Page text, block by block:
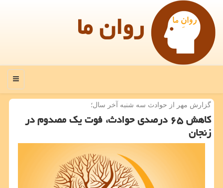
روان ما
منو
گزارش مهر از حوادث سه شنبه آخر سال؛
كاهش ۶۵ درصدی حوادث، فوت یك مصدوم در
زنجان